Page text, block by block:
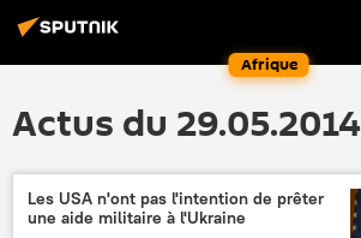
Afrique
Actus du 29.05.2014
Les USA n'ont pas l'intention de prêter
une aide militaire à l'Ukraine